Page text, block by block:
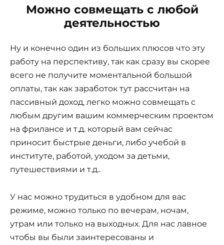
Можно совмещать с любой
деятельностью
Ну и конечно один из больших плюсов что эту
работу на перспективу, так как сразу вы скорее
всего не получите моментальной большой
оплаты, так как заработок тут рассчитан на
пассивный доход, легко можно совмещать с
любым другим вашим коммерческим проектом
на фрилансе и т.д. который вам сейчас
приносит быстрые деньги, либо учебой в
институте, работой, уходом за детьми,
путешествиями и т.д..
У нас можно трудиться в удобном для вас
режиме, можно только по вечерам, ночам,
утрам или только на выходных. Для нас лавное
чтобы вы были заинтересованы и